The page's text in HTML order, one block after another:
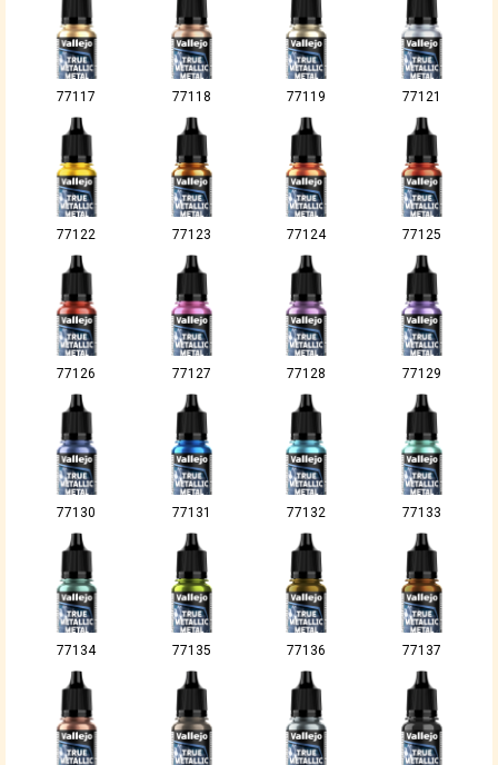
77117 77118 77119 77121
77122 77123 77124 77125
77126 77127 77128 77129
77130 77131 77132 77133
77134 77135 77136 77137